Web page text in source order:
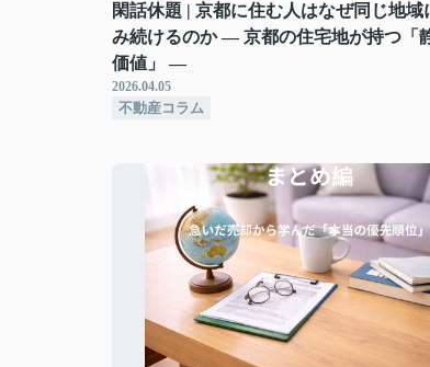
閑話休題 | 京都に住む人はなぜ同じ地域
み続けるのか ― 京都の住宅地が持つ「
価値」 ―
2026.04.05
不動産コラム